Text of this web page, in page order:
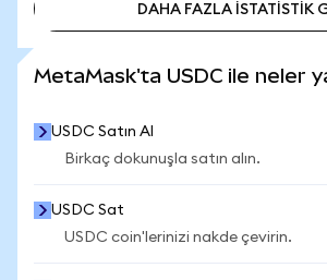
DAHA FAZLA İSTATİSTİK
MetaMask'ta USDC ile neler
USDC Satın Al
Birkaç dokunuşla satın alın.
USDC Sat
USDC coin'lerinizi nakde çevirin.